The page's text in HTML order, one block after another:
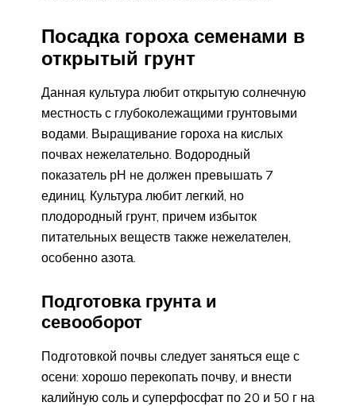
Посадка гороха семенами в
открытый грунт
Данная культура любит открытую солнечную
местность с глубоколежащими грунтовыми
водами. Выращивание гороха на кислых
почвах нежелательно. Водородный
показатель рН не должен превышать 7
единиц. Культура любит легкий, но
плодородный грунт, причем избыток
питательных веществ также нежелателен,
особенно азота.
Подготовка грунта и
севооборот
Подготовкой почвы следует заняться еще с
осени: хорошо перекопать почву, и внести
калийную соль и суперфосфат по 20 и 50 г на